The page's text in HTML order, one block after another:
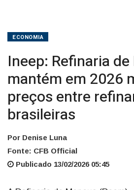
ECONOMIA
Ineep: Refinaria
mantém em 2026
preços entre
brasileiras
Por Denise Luna
Fonte: CFB Official
Publicado 13/02/2026 05:45